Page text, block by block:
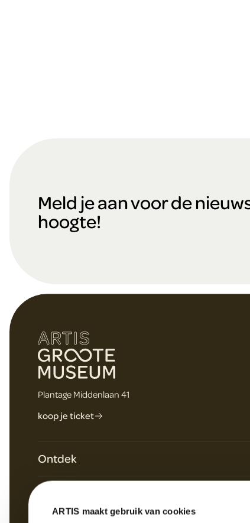
ARTIS maakt gebruik van cookies
t
Meld je aan voor de
hoogte!
Plantage Middenlaan 41
koop je ticket
Ontdek
Plan je bezoek
Werken bij